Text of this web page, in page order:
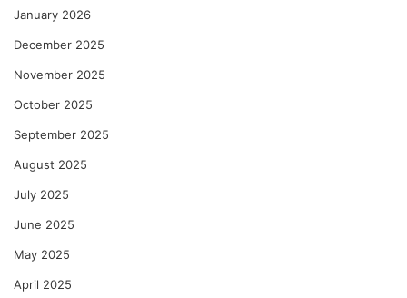
January 2026
December 2025
November 2025
October 2025
September 2025
August 2025
July 2025
June 2025
May 2025
April 2025